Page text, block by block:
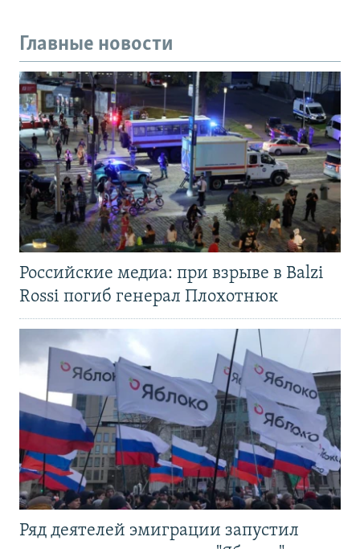
Главные новости
Российские медиа: при взрыве в Balzi
Rossi погиб генерал Плохотнюк
Ряд деятелей эмиграции запустил